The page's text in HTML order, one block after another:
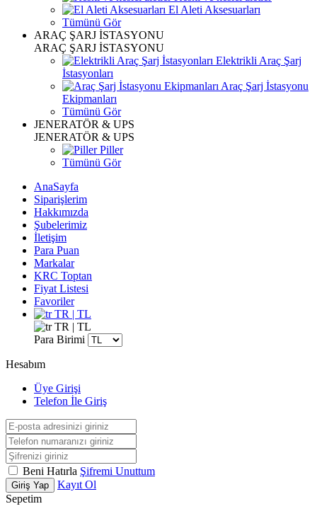
El Aleti Aksesuarları
Tümünü Gör
ARAÇ ŞARJ İSTASYONU
ARAÇ ŞARJ İSTASYONU
Elektrikli Araç Şarj
İstasyonları
Araç Şarj İstasyonu
Ekipmanları
Tümünü Gör
JENERATÖR & UPS
JENERATÖR & UPS
Piller
Tümünü Gör
AnaSayfa
Siparişlerim
Hakkımızda
Şubelerimiz
İletişim
Para Puan
Markalar
KRC Toptan
Fiyat Listesi
Favoriler
TR | TL
TR | TL
Para Birimi
Hesabım
Üye Girişi
Telefon İle Giriş
Beni Hatırla Şifremi Unuttum
Giriş Yap
Kayıt Ol
Sepetim